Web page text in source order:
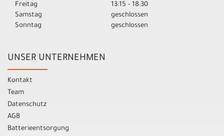
Freitag
13:15 - 18:30
Samstag
geschlossen
Sonntag
geschlossen
UNSER UNTERNEHMEN
Kontakt
Team
Datenschutz
AGB
Batterieentsorgung